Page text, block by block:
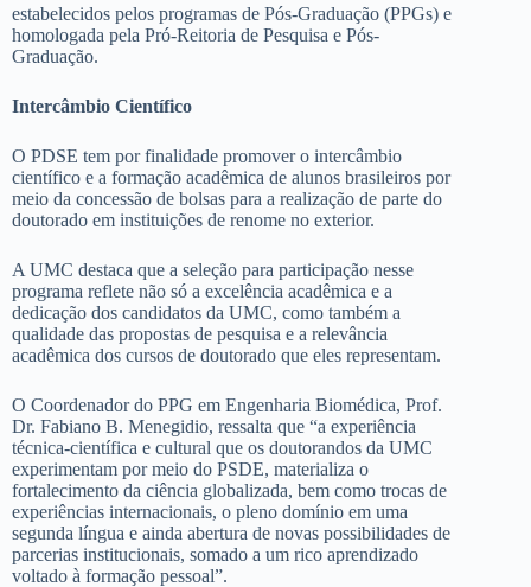
estabelecidos pelos programas de Pós-Graduação (PPGs) e
homologada pela Pró-Reitoria de Pesquisa e Pós-
Graduação.
Intercâmbio Científico
O PDSE tem por finalidade promover o intercâmbio
científico e a formação acadêmica de alunos brasileiros por
meio da concessão de bolsas para a realização de parte do
doutorado em instituições de renome no exterior.
A UMC destaca que a seleção para participação nesse
programa reflete não só a excelência acadêmica e a
dedicação dos candidatos da UMC, como também a
qualidade das propostas de pesquisa e a relevância
acadêmica dos cursos de doutorado que eles representam.
O Coordenador do PPG em Engenharia Biomédica, Prof.
Dr. Fabiano B. Menegidio, ressalta que “a experiência
técnica-científica e cultural que os doutorandos da UMC
experimentam por meio do PSDE, materializa o
fortalecimento da ciência globalizada, bem como trocas de
experiências internacionais, o pleno domínio em uma
segunda língua e ainda abertura de novas possibilidades de
parcerias institucionais, somado a um rico aprendizado
voltado à formação pessoal”.